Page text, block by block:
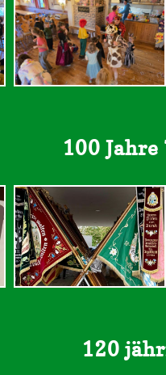
100
120